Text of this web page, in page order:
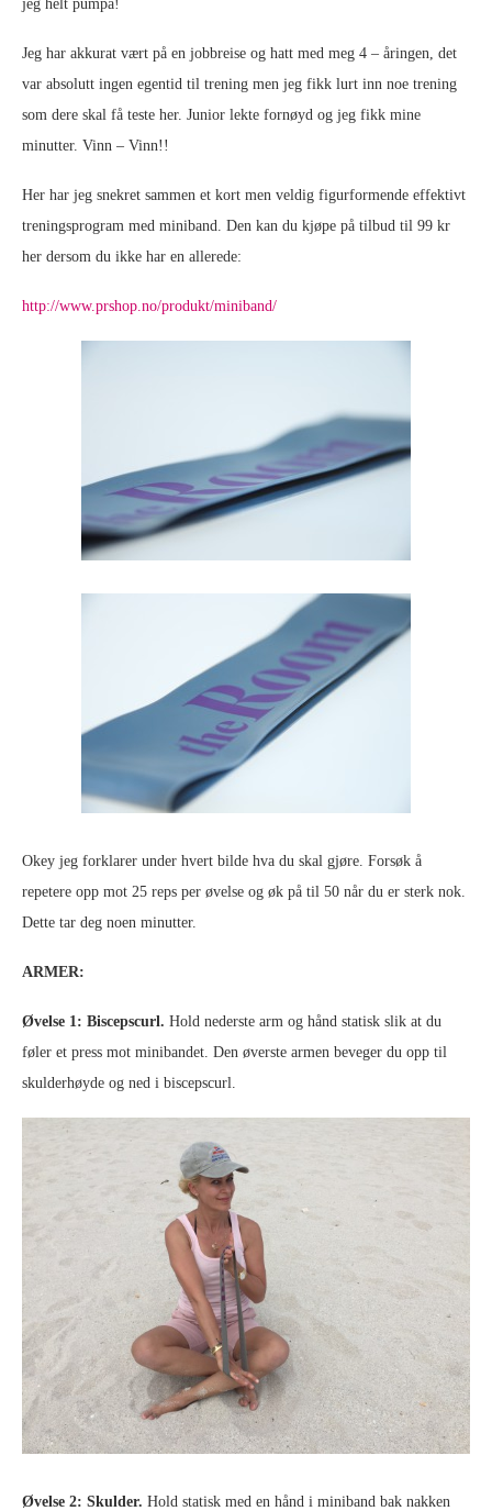
jeg helt pumpa!
Jeg har akkurat vært på en jobbreise og hatt med meg 4 – åringen, det
var absolutt ingen egentid til trening men jeg fikk lurt inn noe trening
som dere skal få teste her. Junior lekte fornøyd og jeg fikk mine
minutter. Vinn – Vinn!!
Her har jeg snekret sammen et kort men veldig figurformende effektivt
treningsprogram med miniband. Den kan du kjøpe på tilbud til 99 kr
her dersom du ikke har en allerede:
http://www.prshop.no/produkt/miniband/
Okey jeg forklarer under hvert bilde hva du skal gjøre. Forsøk å
repetere opp mot 25 reps per øvelse og øk på til 50 når du er sterk nok.
Dette tar deg noen minutter.
ARMER:
Øvelse 1: Biscepscurl. Hold nederste arm og hånd statisk slik at du
føler et press mot minibandet. Den øverste armen beveger du opp til
skulderhøyde og ned i biscepscurl.
Øvelse 2: Skulder. Hold statisk med en hånd i miniband bak nakken